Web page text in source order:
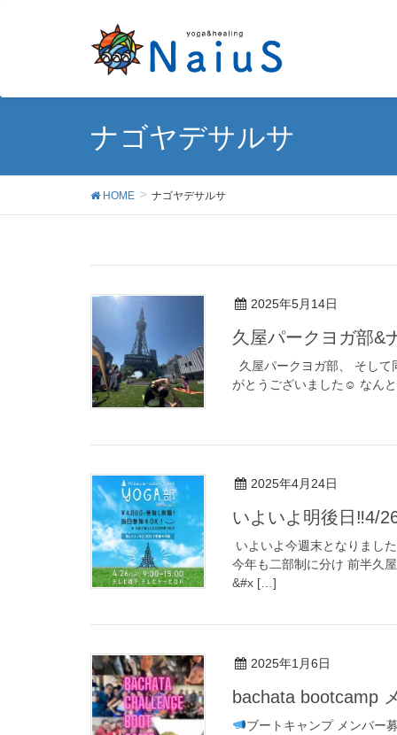
ナゴヤデサルサ
HOME ナゴヤデサルサ
2025年5月14日
久屋パークヨガ部&
久屋パークヨガ部、 そして
がとうございました☺︎ なん
2025年4月24日
いよいよ明後日‼︎4/
いよいよ今週末となりまし
今年も二部制に分け 前半久
&#x […]
2025年1月6日
bachata bootcamp
ブートキャンプ メンバー